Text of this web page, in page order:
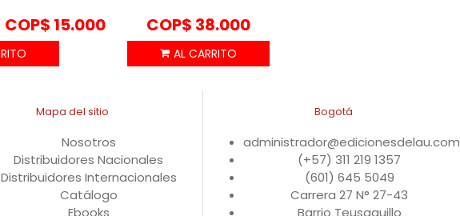
COP$ 15.000 COP$ 38.000
Mapa del sitio
Nosotros
Distribuidores Nacionales
Distribuidores Internacionales
Catálogo
Ebooks
Bogotá
administrador@edicionesdelau.com
(+57) 311 219 1357
(601) 645 5049
Carrera 27 N° 27-43
Barrio Teusaquillo